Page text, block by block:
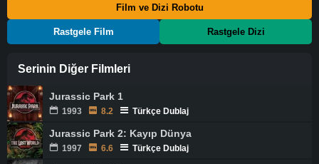
Film ve Dizi Robotu
Rastgele Film Rastgele Dizi
Serinin Diğer Filmleri
Jurassic Park 1
1993 8.2 Türkçe Dublaj
Jurassic Park 2: Kayıp Dünya
1997 6.6 Türkçe Dublaj